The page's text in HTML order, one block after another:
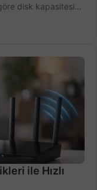
disk kapasitesini
ile Hızlı